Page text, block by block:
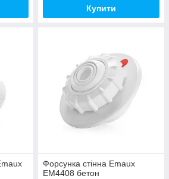
Купити
Форсунка стінна Emaux
EM4408 бетон